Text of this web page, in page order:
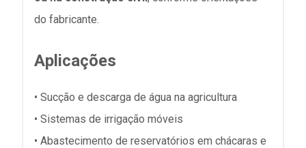
do fabricante.
Aplicações
• Sucção e descarga de água na agricultura
• Sistemas de irrigação móveis
• Abastecimento de reservatórios em chácaras e